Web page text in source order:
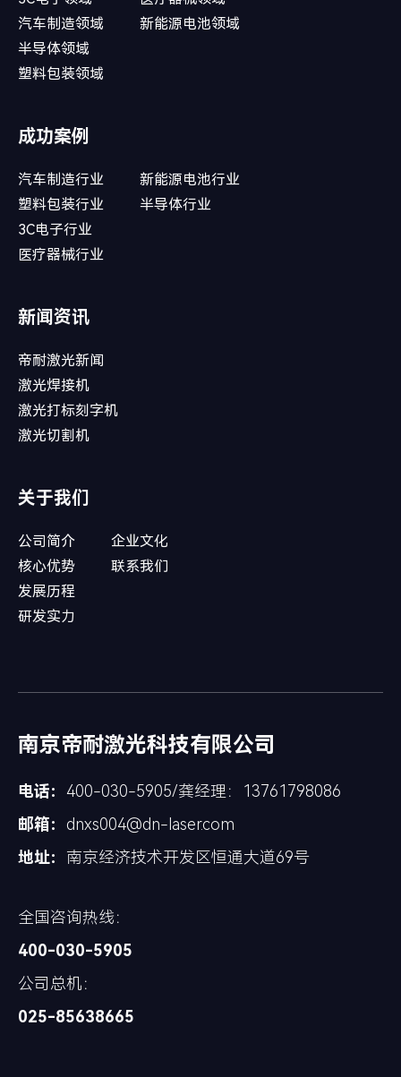
汽车制造领域
半导体领域
塑料包装领域
新能源电池领域
成功案例
汽车制造行业
塑料包装行业
3C电子行业
医疗器械行业
新能源电池行业
半导体行业
新闻资讯
帝耐激光新闻
激光焊接机
激光打标刻字机
激光切割机
关于我们
公司简介
核心优势
发展历程
研发实力
企业文化
联系我们
南京帝耐激光科技有限公司
电话： 400-030-5905/龚经理：13761798086
邮箱： dnxs004@dn-laser.com
地址： 南京经济技术开发区恒通大道69号
全国咨询热线：
400-030-5905
公司总机：
025-85638665